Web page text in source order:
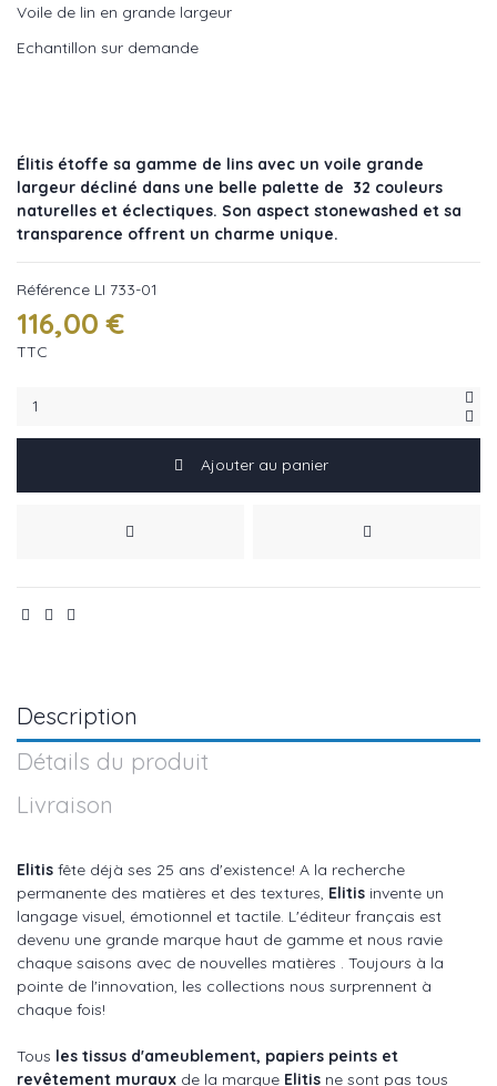
Voile de lin en grande largeur
Echantillon sur demande
Élitis étoffe sa gamme de lins avec un voile grande
largeur décliné dans une belle palette de 32 couleurs
naturelles et éclectiques. Son aspect stonewashed et sa
transparence offrent un charme unique.
Référence LI 733-01
116,00 €
TTC
Ajouter au panier
Description
Détails du produit
Livraison
Elitis fête déjà ses 25 ans d'existence! A la recherche
permanente des matières et des textures, Elitis invente un
langage visuel, émotionnel et tactile. L'éditeur français est
devenu une grande marque haut de gamme et nous ravie
chaque saisons avec de nouvelles matières . Toujours à la
pointe de l'innovation, les collections nous surprennent à
chaque fois!
Tous les tissus d'ameublement, papiers peints et
revêtement muraux de la marque Elitis ne sont pas tous